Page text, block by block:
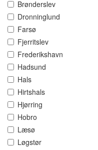
Brønderslev
Dronninglund
Farsø
Fjerritslev
Frederikshavn
Hadsund
Hals
Hirtshals
Hjørring
Hobro
Læsø
Løgstør